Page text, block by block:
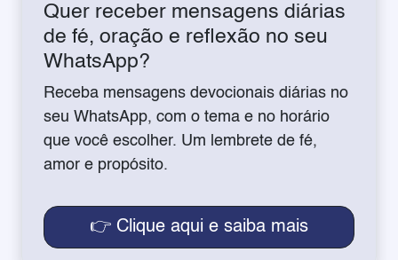
Quer receber mensagens diárias
de fé, oração e reflexão no seu
WhatsApp?
Receba mensagens devocionais diárias no
seu WhatsApp, com o tema e no horário
que você escolher. Um lembrete de fé,
amor e propósito.
👉 Clique aqui e saiba mais